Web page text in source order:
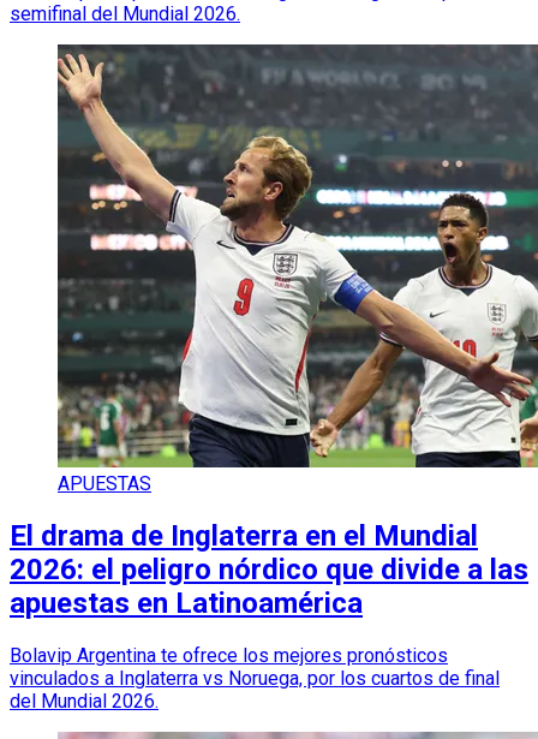
semifinal del Mundial 2026.
APUESTAS
El drama de Inglaterra en el Mundial
2026: el peligro nórdico que divide a las
apuestas en Latinoamérica
Bolavip Argentina te ofrece los mejores pronósticos
vinculados a Inglaterra vs Noruega, por los cuartos de final
del Mundial 2026.